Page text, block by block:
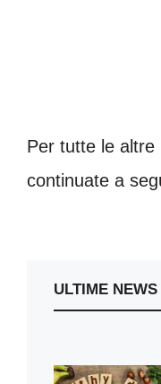
Per tutte le altre
continuate a
ULTIME NEWS